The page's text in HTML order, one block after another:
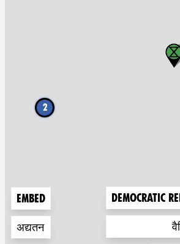
2
Embed
अद्यतन
Zoom to
Democratic